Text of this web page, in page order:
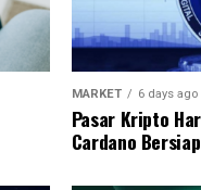
MARKET 6 days ago
Pasar Kripto
Cardano